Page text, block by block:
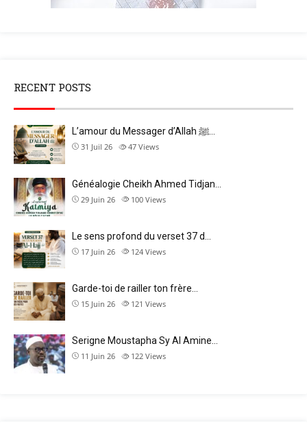
RECENT POSTS
L’amour du Messager d’Allah ﷺ…
31 Juil 26 47 Views
Généalogie Cheikh Ahmed Tidjan…
29 Juin 26 100 Views
Le sens profond du verset 37 d…
17 Juin 26 124 Views
Garde-toi de railler ton frère…
15 Juin 26 121 Views
Serigne Moustapha Sy Al Amine…
11 Juin 26 122 Views